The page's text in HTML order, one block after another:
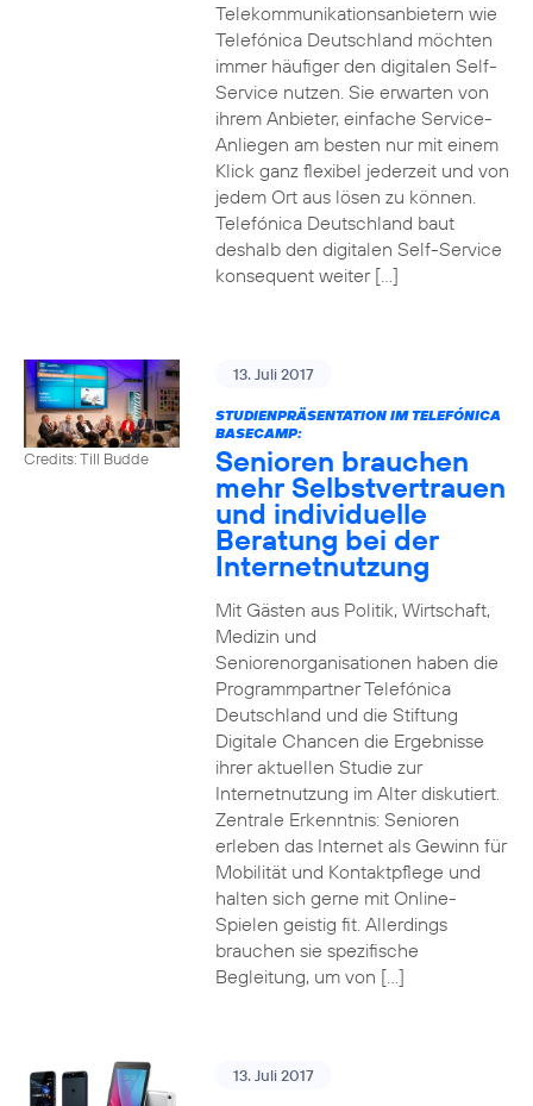
Telekommunikationsanbietern wie
Telefónica Deutschland möchten
immer häufiger den digitalen Self-
Service nutzen. Sie erwarten von
ihrem Anbieter, einfache Service-
Anliegen am besten nur mit einem
Klick ganz flexibel jederzeit und von
jedem Ort aus lösen zu können.
Telefónica Deutschland baut
deshalb den digitalen Self-Service
konsequent weiter […]
Credits: Till Budde
13. Juli 2017
STUDIENPRÄSENTATION IM TELEFÓNICA
BASECAMP:
Senioren brauchen
mehr Selbstvertrauen
und individuelle
Beratung bei der
Internetnutzung
Mit Gästen aus Politik, Wirtschaft,
Medizin und
Seniorenorganisationen haben die
Programmpartner Telefónica
Deutschland und die Stiftung
Digitale Chancen die Ergebnisse
ihrer aktuellen Studie zur
Internetnutzung im Alter diskutiert.
Zentrale Erkenntnis: Senioren
erleben das Internet als Gewinn für
Mobilität und Kontaktpflege und
halten sich gerne mit Online-
Spielen geistig fit. Allerdings
brauchen sie spezifische
Begleitung, um von […]
13. Juli 2017